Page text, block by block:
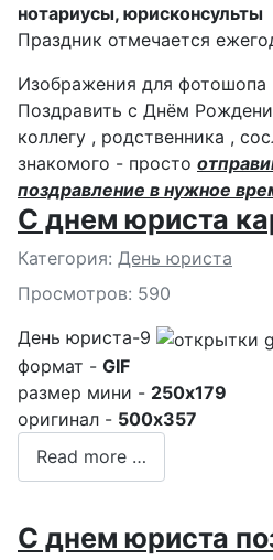
нотариусы, юрисконсульты
Праздник отмечается
Изображения для фотошопа
Поздравить с Днём
коллегу , родственника ,
знакомого - просто
поздравление в нужное
С днем юриста
Подробности
Категория: День юриста
Просмотров: 590
День юриста-9
формат - GIF
размер мини - 250x179
оригинал - 500x357
Read more …
С днем юриста